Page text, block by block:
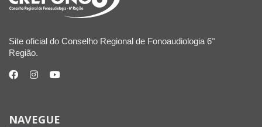
Site oficial do Conselho Regional de Fonoaudiologia 6°
Região.
NAVEGUE